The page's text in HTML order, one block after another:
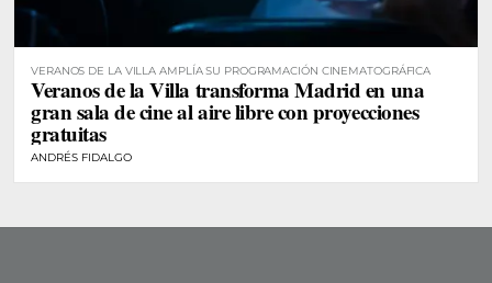
VERANOS DE LA VILLA AMPLÍA SU PROGRAMACIÓN CINEMATOGRÁFICA
Veranos de la Villa transforma Madrid en una
gran sala de cine al aire libre con proyecciones
gratuitas
ANDRÉS FIDALGO